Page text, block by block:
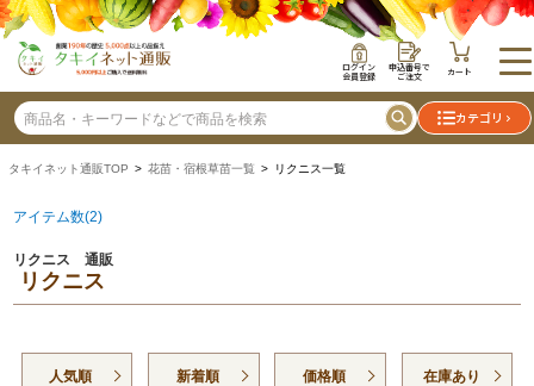
ログイン
会員登録
申込番号で
ご注文 カート
カテゴリ
タキイネット通販TOP > 花苗・宿根草苗一覧 > リクニス一覧
アイテム数(2)
リクニス 通販
リクニス
人気順 新着順 価格順 在庫あり